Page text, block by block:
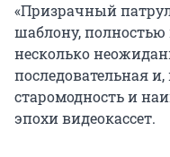
«Призрачный
шаблону, полностью
несколько
последовательная
старомодность и
эпохи видеокассет.